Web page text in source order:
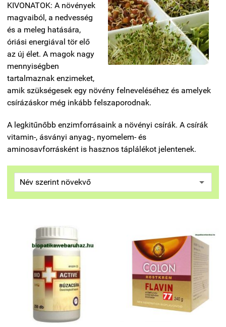
KIVONATOK: A növények
magvaiból, a nedvesség
és a meleg hatására,
óriási energiával tör elő
az új élet. A magok nagy
mennyiségben
tartalmaznak enzimeket,
amik szükségesek egy növény felneveléséhez és amelyek
csírázáskor még inkább felszaporodnak.
A legkitűnőbb enzimforrásaink a növényi csírák. A csírák
vitamin-, ásványi anyag-, nyomelem- és
aminosavforrásként is hasznos táplálékot jelentenek.